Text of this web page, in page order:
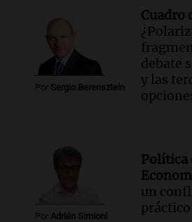
Por Sergio Berensztein
Cuadro
debate
y las
Por Adrián Simioni
Política
un
práctico